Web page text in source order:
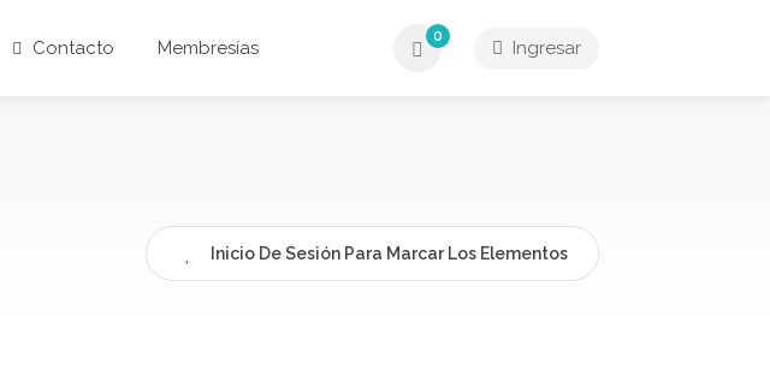
Contacto Membresías
0
Ingresar
Inicio De Sesión Para Marcar Los Elementos